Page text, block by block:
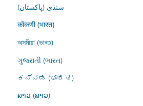
سنڌي (پاکستان)
कोंकणी (भारत)
অসমীয়া (ভাৰত)
ગુજરાતી (ભારત)
ಕನ್ನಡ (ಭಾರತ)
ລາວ (ລາວ)